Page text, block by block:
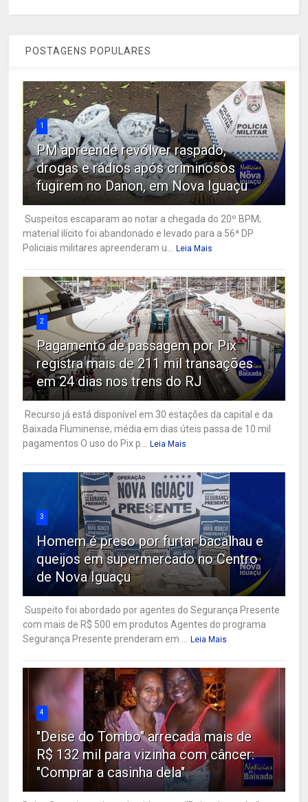
POSTAGENS POPULARES
1
PM apreende revólver raspado,
drogas e rádios após criminosos
fugirem no Danon, em Nova Iguaçu
Suspeitos escaparam ao notar a chegada do 20º BPM;
material ilícito foi abandonado e levado para a 56ª DP
Policiais militares apreenderam u... Leia Mais
2
Pagamento de passagem por Pix
registra mais de 211 mil transações
em 24 dias nos trens do RJ
Recurso já está disponível em 30 estações da capital e da
Baixada Fluminense; média em dias úteis passa de 10 mil
pagamentos O uso do Pix p... Leia Mais
3
Homem é preso por furtar bacalhau e
queijos em supermercado no Centro
de Nova Iguaçu
Suspeito foi abordado por agentes do Segurança Presente
com mais de R$ 500 em produtos Agentes do programa
Segurança Presente prenderam em ... Leia Mais
4
"Deise do Tombo" arrecada mais de
R$ 132 mil para vizinha com câncer:
"Comprar a casinha dela"